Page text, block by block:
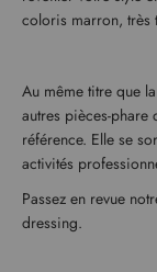
coloris marron, très
Au même titre que
autres pièces-phare
référence. Elle se
activités
Passez en revue
dressing.